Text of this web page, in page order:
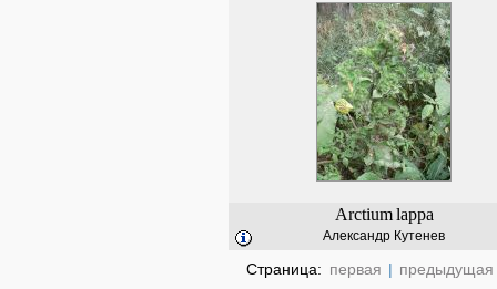
Arctium lappa
Александр Кутенев
Страница: первая | предыдущая